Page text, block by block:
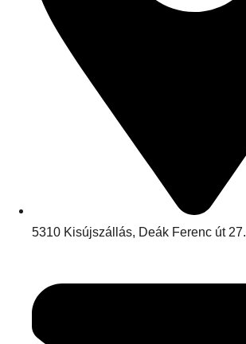
5310 Kisújszállás, Deák Ferenc út 27.